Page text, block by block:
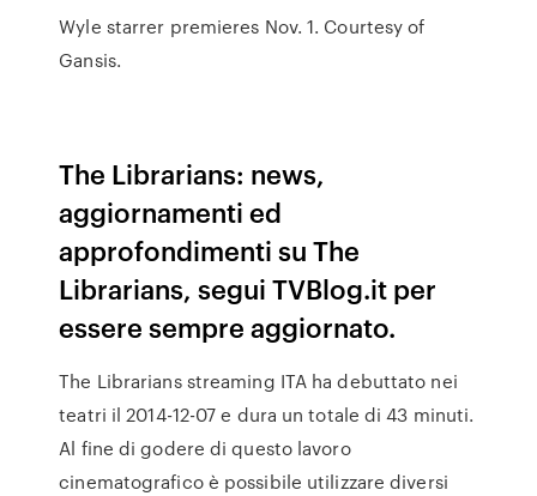
Wyle starrer premieres Nov. 1. Courtesy of
Gansis.
The Librarians: news,
aggiornamenti ed
approfondimenti su The
Librarians, segui TVBlog.it per
essere sempre aggiornato.
The Librarians streaming ITA ha debuttato nei
teatri il 2014-12-07 e dura un totale di 43 minuti.
Al fine di godere di questo lavoro
cinematografico è possibile utilizzare diversi